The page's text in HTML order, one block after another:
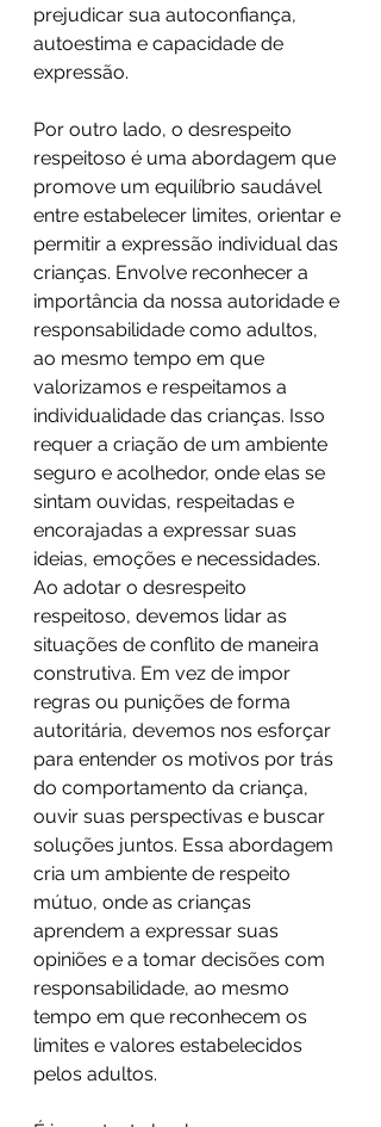
prejudicar sua autoconfiança,
autoestima e capacidade de
expressão.
Por outro lado, o desrespeito
respeitoso é uma abordagem que
promove um equilíbrio saudável
entre estabelecer limites, orientar e
permitir a expressão individual das
crianças. Envolve reconhecer a
importância da nossa autoridade e
responsabilidade como adultos,
ao mesmo tempo em que
valorizamos e respeitamos a
individualidade das crianças. Isso
requer a criação de um ambiente
seguro e acolhedor, onde elas se
sintam ouvidas, respeitadas e
encorajadas a expressar suas
ideias, emoções e necessidades.
Ao adotar o desrespeito
respeitoso, devemos lidar as
situações de conflito de maneira
construtiva. Em vez de impor
regras ou punições de forma
autoritária, devemos nos esforçar
para entender os motivos por trás
do comportamento da criança,
ouvir suas perspectivas e buscar
soluções juntos. Essa abordagem
cria um ambiente de respeito
mútuo, onde as crianças
aprendem a expressar suas
opiniões e a tomar decisões com
responsabilidade, ao mesmo
tempo em que reconhecem os
limites e valores estabelecidos
pelos adultos.